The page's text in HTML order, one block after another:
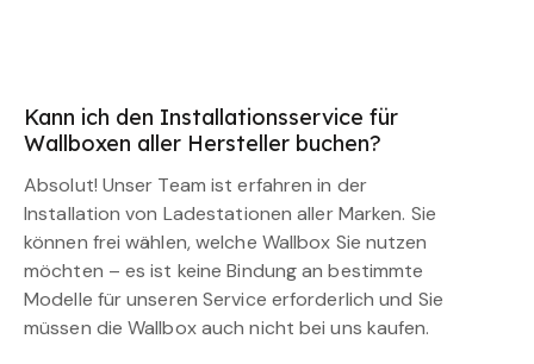
Kann ich den Installationsservice für
Wallboxen aller Hersteller buchen?
Absolut! Unser Team ist erfahren in der
Installation von Ladestationen aller Marken. Sie
können frei wählen, welche Wallbox Sie nutzen
möchten – es ist keine Bindung an bestimmte
Modelle für unseren Service erforderlich und Sie
müssen die Wallbox auch nicht bei uns kaufen.